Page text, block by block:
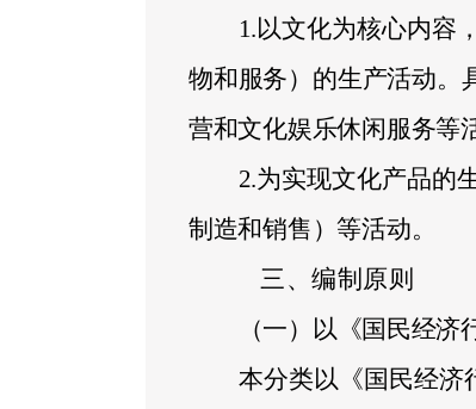
1.以文化为核心内容
物和服务）的生产活动。
营和文化娱乐休闲服务等
2.为实现文化产品的
制造和销售）等活动。
三、编制原则
（一）以《国民经济
本分类以《国民经济